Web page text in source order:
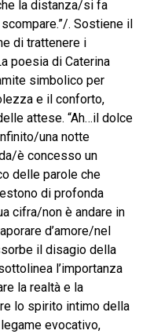
la distanza/si fa
. Sostiene il
di trattenere i
poesia di Caterina
simbolico per
e il conforto,
attese. “Ah…il dolce
una notte
è concesso un
delle parole che
di profonda
cifra/non è andare in
d’amore/nel
il disagio della
l’importanza
la realtà e la
lo spirito intimo della
evocativo,